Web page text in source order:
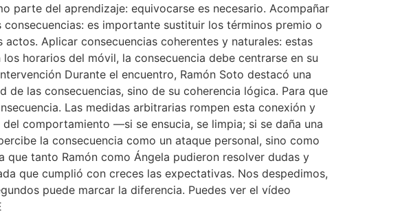
parte del aprendizaje: equivocarse es necesario. Acompañar
es importante sustituir los términos premio o
Aplicar consecuencias coherentes y naturales: estas
horarios del móvil, la consecuencia debe centrarse en su
Durante el encuentro, Ramón Soto destacó una
las consecuencias, sino de su coherencia lógica. Para que
Las medidas arbitrarias rompen esta conexión y
comportamiento —si se ensucia, se limpia; si se daña una
la consecuencia como un ataque personal, sino como
tanto Ramón como Ángela pudieron resolver dudas y
que cumplió con creces las expectativas. Nos despedimos,
puede marcar la diferencia. Puedes ver el vídeo